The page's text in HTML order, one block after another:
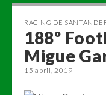
RACING DE
188º
Migue
15 abril, 2019